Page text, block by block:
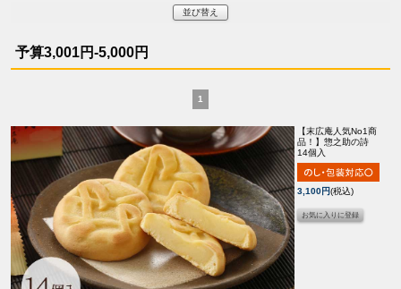
並び替え
予算3,001円-5,000円
1
【末広庵人気No1商
品！】 惣之助の詩
14個入
3,100円(税込)